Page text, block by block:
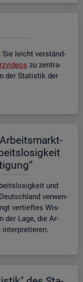
Sie leicht ver­ständ­
zu zen­tra­
der Sta­tis­tik der
und
ver­wen­
ver­tief­tes Wis­
der Lage, die Ar­
in­ter­pre­tie­ren.